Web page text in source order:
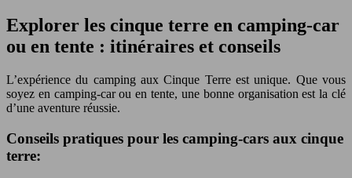
Explorer les cinque terre en camping-car
ou en tente : itinéraires et conseils
L’expérience du camping aux Cinque Terre est unique. Que vous
soyez en camping-car ou en tente, une bonne organisation est la clé
d’une aventure réussie.
Conseils pratiques pour les camping-cars aux cinque
terre: